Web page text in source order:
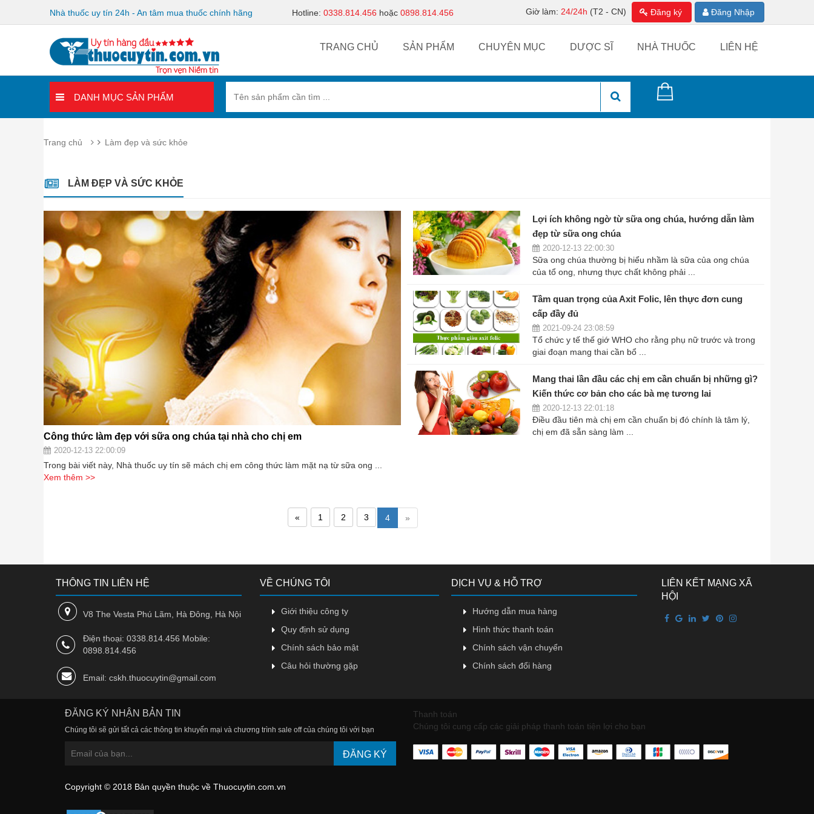
Nhà thuốc uy tín 24h - An tâm mua thuốc chính hãng Hotline: 0338.814.456 hoặc 0898.814.456 Giờ làm: 24/24h (T2 - CN) Đăng ký Đăng Nhập
TRANG CHỦ SẢN PHẨM CHUYÊN MỤC DƯỢC SĨ NHÀ THUỐC LIÊN HỆ
DANH MỤC SẢN PHẨM
Trang chủ Làm đẹp và sức khỏe
LÀM ĐẸP VÀ SỨC KHỎE
Công thức làm đẹp với sữa ong chúa tại nhà cho chị em
2020-12-13 22:00:09
Trong bài viết này, Nhà thuốc uy tín sẽ mách chị em công thức làm mặt nạ từ sữa ong ...
Xem thêm >>
Lợi ích không ngờ từ sữa ong chúa, hướng dẫn làm
đẹp từ sữa ong chúa
2020-12-13 22:00:30
Sữa ong chúa thường bị hiểu nhầm là sữa của ong chúa
của tổ ong, nhưng thực chất không phải ...
Tầm quan trọng của Axit Folic, lên thực đơn cung
cấp đầy đủ
2021-09-24 23:08:59
Tổ chức y tế thế giớ WHO cho rằng phụ nữ trước và trong
giai đoạn mang thai cần bổ ...
Mang thai lần đầu các chị em cần chuẩn bị những gì?
Kiến thức cơ bản cho các bà mẹ tương lai
2020-12-13 22:01:18
Điều đầu tiên mà chị em cần chuẩn bị đó chính là tâm lý,
chị em đã sẵn sàng làm ...
« 1 2 3 4 »
THÔNG TIN LIÊN HỆ
V8 The Vesta Phú Lãm, Hà Đông, Hà Nội
Điện thoại: 0338.814.456 Mobile:
0898.814.456
Email: cskh.thuocuytin@gmail.com
VỀ CHÚNG TÔI
Giới thiệu công ty
Quy định sử dụng
Chính sách bảo mật
Câu hỏi thường gặp
DỊCH VỤ & HỖ TRỢ
Hướng dẫn mua hàng
Hình thức thanh toán
Chính sách vận chuyển
Chính sách đổi hàng
LIÊN KẾT MẠNG XÃ
HỘI
ĐĂNG KÝ NHẬN BẢN TIN
Chúng tôi sẽ gửi tất cả các thông tin khuyến mại và chương trình sale off của chúng tôi với bạn
ĐĂNG KÝ
Copyright © 2018 Bản quyền thuộc về Thuocuytin.com.vn
Thanh toán
Chúng tôi cung cấp các giải pháp thanh toán tiện lợi cho bạn